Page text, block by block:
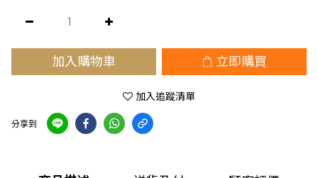
加入購物車 立即購買
加入追蹤清單
分享到